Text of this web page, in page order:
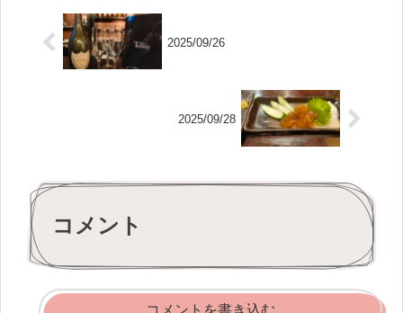
2025/09/26
2025/09/28
コメント